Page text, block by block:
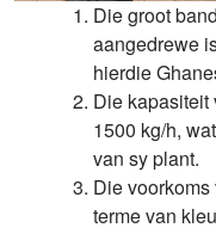
Die groot
aangedrewe
hierdie
Die kapasiteit
1500 kg/h,
van sy plant.
Die
terme van